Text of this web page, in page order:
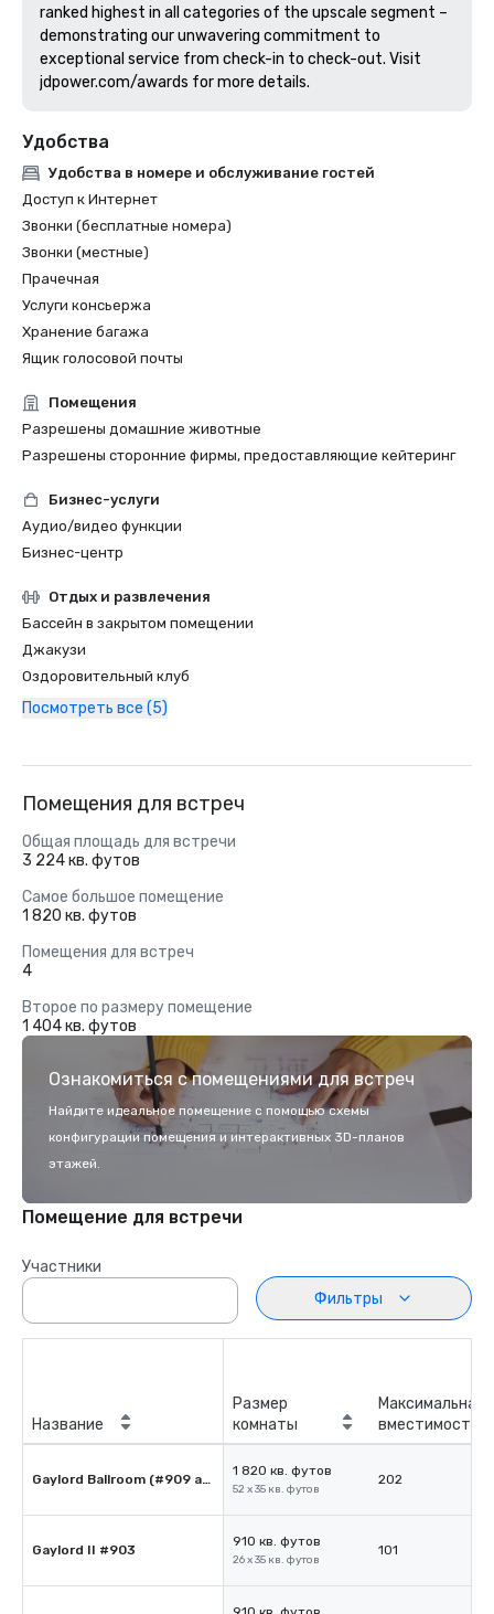
ranked highest in all categories of the upscale segment –
demonstrating our unwavering commitment to
exceptional service from check-in to check-out. Visit
jdpower.com/awards for more details.
Удобства
Удобства в номере и обслуживание гостей
Доступ к Интернет
Звонки (бесплатные номера)
Звонки (местные)
Прачечная
Услуги консьержа
Хранение багажа
Ящик голосовой почты
Помещения
Разрешены домашние животные
Разрешены сторонние фирмы, предоставляющие кейтеринг
Бизнес-услуги
Аудио/видео функции
Бизнес-центр
Отдых и развлечения
Бассейн в закрытом помещении
Джакузи
Оздоровительный клуб
Посмотреть все (5)
Помещения для встреч
Общая площадь для встречи
3 224 кв. футов
Самое большое помещение
1 820 кв. футов
Помещения для встреч
4
Второе по размеру помещение
1 404 кв. футов
Ознакомиться с помещениями для встреч
Найдите идеальное помещение с помощью схемы
конфигурации помещения и интерактивных 3D-планов
этажей.
Помещение для встречи
Участники
Фильтры
Название
Размер
комнаты
Максимальная
вместимость
Gaylord Ballroom (#909 and #903)
1 820 кв. футов
52 x 35 кв. футов
202
Gaylord II #903
910 кв. футов
26 x 35 кв. футов
101